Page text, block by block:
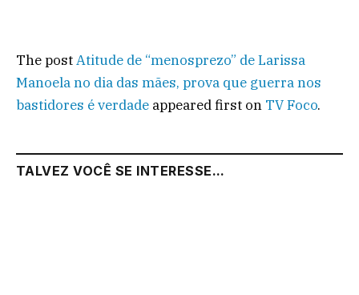
The postAtitude de “menosprezo” de Larissa
Manoela no dia das mães, prova que guerra nos
bastidores é verdade appeared first on TV Foco.
TALVEZ VOCÊ SE INTERESSE...